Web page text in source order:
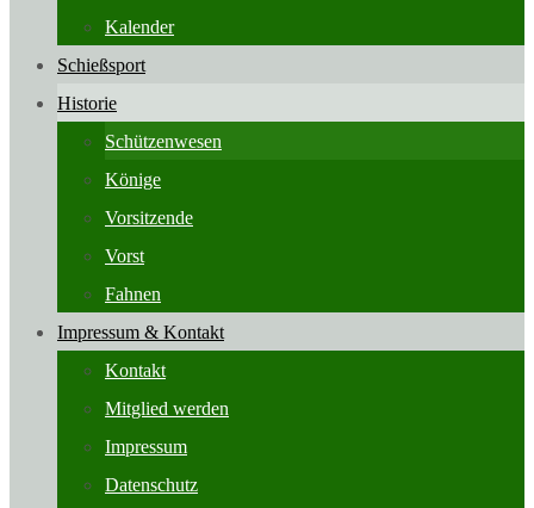
Kalender
Schießsport
Historie
Schützenwesen
Könige
Vorsitzende
Vorst
Fahnen
Impressum & Kontakt
Kontakt
Mitglied werden
Impressum
Datenschutz